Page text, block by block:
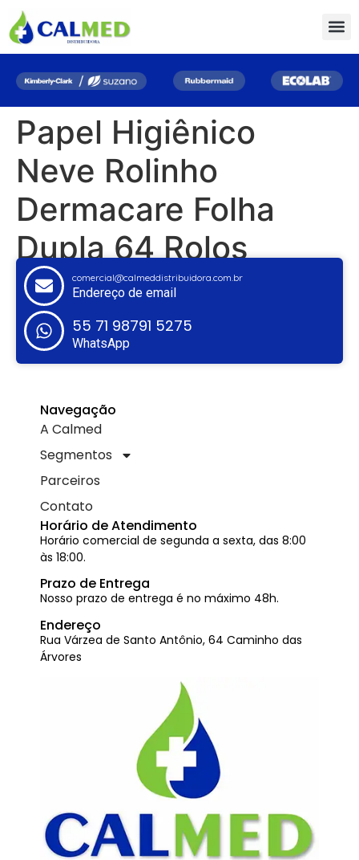
Papel Higiênico
Neve Rolinho
Dermacare Folha
Dupla 64 Rolos
comercial@calmeddistribuidora.com.br
Endereço de email
55 71 98791 5275
WhatsApp
Navegação
A Calmed
Segmentos
Parceiros
Contato
Horário de Atendimento
Horário comercial de segunda a sexta, das 8:00
às 18:00.
Prazo de Entrega
Nosso prazo de entrega é no máximo 48h.
Endereço
Rua Várzea de Santo Antônio, 64 Caminho das
Árvores